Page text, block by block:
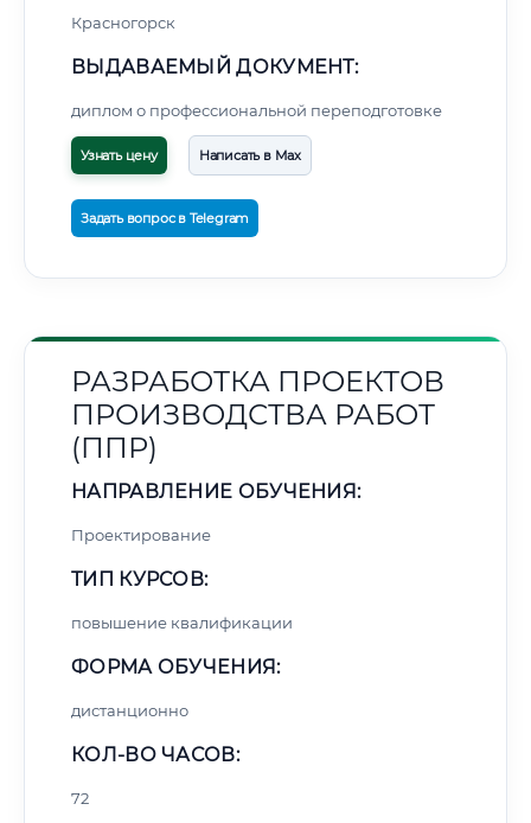
Красногорск
ВЫДАВАЕМЫЙ ДОКУМЕНТ:
диплом о профессиональной переподготовке
Узнать цену Написать в Max
Задать вопрос в Telegram
РАЗРАБОТКА ПРОЕКТОВ
ПРОИЗВОДСТВА РАБОТ
(ППР)
НАПРАВЛЕНИЕ ОБУЧЕНИЯ:
Проектирование
ТИП КУРСОВ:
повышение квалификации
ФОРМА ОБУЧЕНИЯ:
дистанционно
КОЛ-ВО ЧАСОВ:
72